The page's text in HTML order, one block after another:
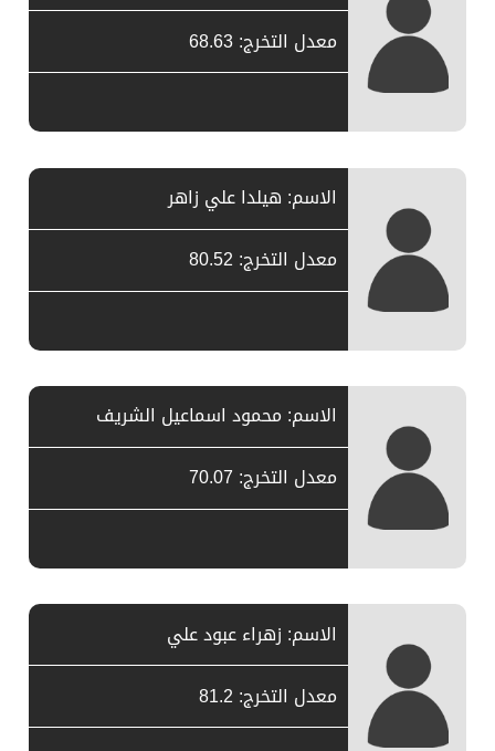
معدل التخرج: 68.63
الاسم: هيلدا علي زاهر
معدل التخرج: 80.52
الاسم: محمود اسماعيل الشريف
معدل التخرج: 70.07
الاسم: زهراء عبود علي
معدل التخرج: 81.2